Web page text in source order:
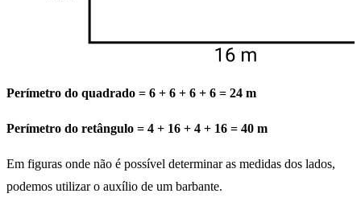
Perímetro do quadrado = 6 + 6 + 6 + 6 = 24 m
Perímetro do retângulo = 4 + 16 + 4 + 16 = 40 m
Em figuras onde não é possível determinar as medidas dos lados,
podemos utilizar o auxílio de um barbante.